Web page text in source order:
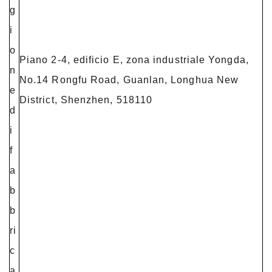
g
i
o
n
e
d
i
f
a
b
b
ri
c
Piano 2-4, edificio E, zona industriale Yongda,
No.14 Rongfu Road, Guanlan, Longhua New
District, Shenzhen, 518110